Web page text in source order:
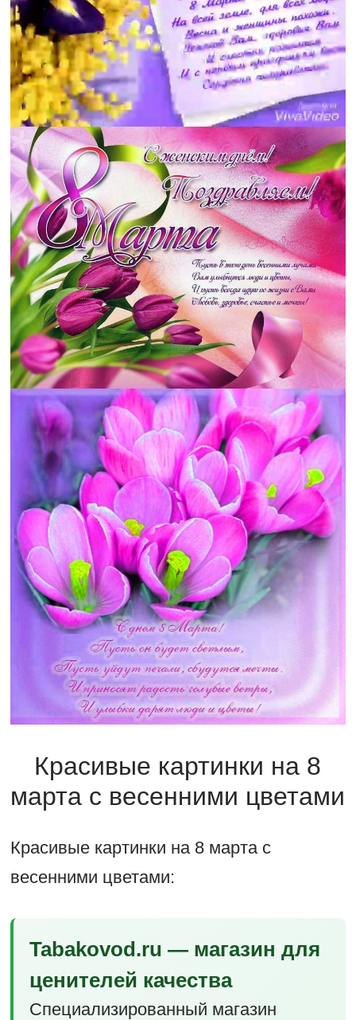
Красивые картинки на 8
марта с весенними цветами
Красивые картинки на 8 марта с
весенними цветами:
Tabakovod.ru — магазин для
ценителей качества
Специализированный магазин